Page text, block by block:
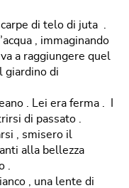
di telo di juta .
, immaginando
a raggiungere quel
giardino di
. Lei era ferma . I
di passato .
, smisero il
alla bellezza
.
, una lente di